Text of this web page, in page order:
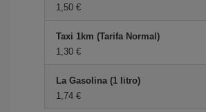
1,50 €
Taxi 1km (Tarifa Normal)
1,30 €
La Gasolina (1 litro)
1,74 €